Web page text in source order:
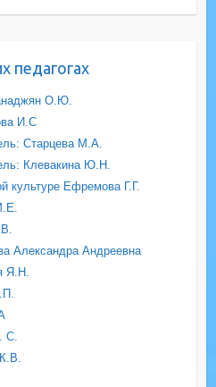
педагогах
О.Ю.
И.С
Старцева М.А.
Клевакина Ю.Н.
культуре Ефремова Г.Г.
Александра Андреевна
Я.Н.
С.